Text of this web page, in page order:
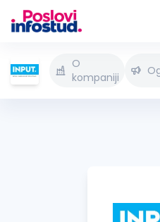
O
kompaniji